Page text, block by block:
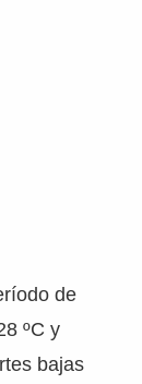
de
ºC y
bajas